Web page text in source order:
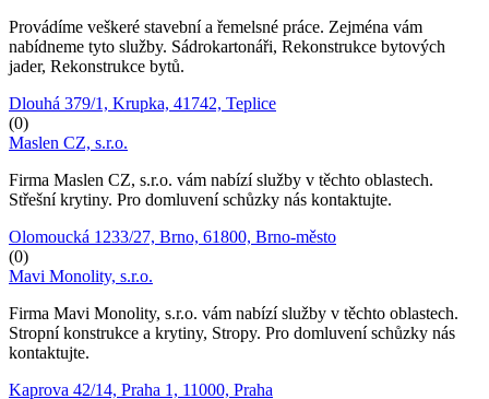
Provádíme veškeré stavební a řemelsné práce. Zejména vám
nabídneme tyto služby. Sádrokartonáři, Rekonstrukce bytových
jader, Rekonstrukce bytů.
Dlouhá 379/1, Krupka, 41742, Teplice
(0)
Maslen CZ, s.r.o.
Firma Maslen CZ, s.r.o. vám nabízí služby v těchto oblastech.
Střešní krytiny. Pro domluvení schůzky nás kontaktujte.
Olomoucká 1233/27, Brno, 61800, Brno-město
(0)
Mavi Monolity, s.r.o.
Firma Mavi Monolity, s.r.o. vám nabízí služby v těchto oblastech.
Stropní konstrukce a krytiny, Stropy. Pro domluvení schůzky nás
kontaktujte.
Kaprova 42/14, Praha 1, 11000, Praha